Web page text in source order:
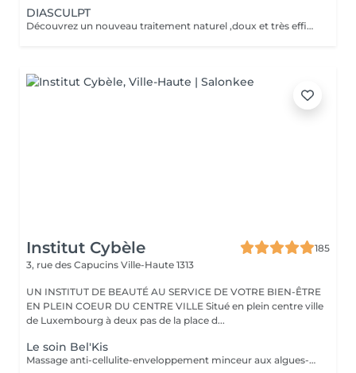
DIASCULPT
Découvrez un nouveau traitement naturel ,doux et très efficace pour éliminer les surcharges graisseuses localisées : abdomen, hanches ,genoux , bras , fesses ,les résultats sont visibles immédiatement .Cette technique permet également de soigner la cellulite, et raffermir les zones relâchées en renforçant la fabrication d'un bon collagène.
Institut Cybèle
185
3, rue des Capucins Ville-Haute 1313
UN INSTITUT DE BEAUTÉ AU SERVICE DE VOTRE BIEN-ÊTRE
EN PLEIN COEUR DU CENTRE VILLE Situé en plein centre ville
de Luxembourg à deux pas de la place d...
Le soin Bel'Kis
Massage anti-cellulite-enveloppement minceur aux algues-application de gel cryogène. La légende désigne Belkis (la reine de Saba) d'allure souple et élégante, comme l'un des symboles de la beauté. Le soin Belkis est un soin spécifique minceur complet : amincissant-raffermissant-drainant, à base d'huiles essentielles de citron et cyprès, caféine et algues laminaires. Soin très puissant car au maximum de concentration des huiles essentielles autorisés.